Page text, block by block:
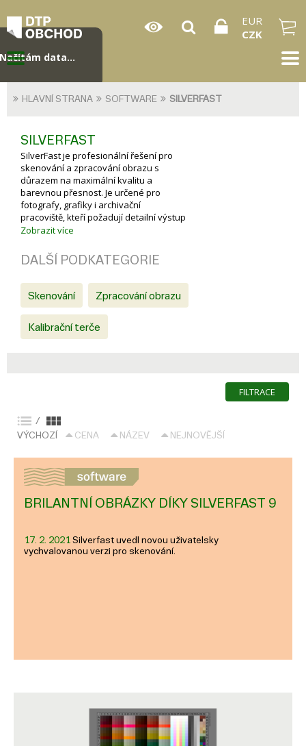
EUR
CZK
HLAVNÍ STRANA SOFTWARE SILVERFAST
SILVERFAST
SilverFast je profesionální řešení pro
skenování a zpracování obrazu s
důrazem na maximální kvalitu a
barevnou přesnost. Je určené pro
fotografy, grafiky i archivační
pracoviště, kteří požadují detailní výstup
a plnou kontrolu nad výsledkem
Zobrazit více
DALŠÍ PODKATEGORIE
Skenování Zpracování obrazu
Kalibrační terče
FILTRACE
/
VÝCHOZÍ
CENA NÁZEV NEJNOVĚJŠÍ
BRILANTNÍ OBRÁZKY DÍKY SILVERFAST 9
17. 2. 2021 Silverfast uvedl novou uživatelsky
vychvalovanou verzi pro skenování.
Načítám data...